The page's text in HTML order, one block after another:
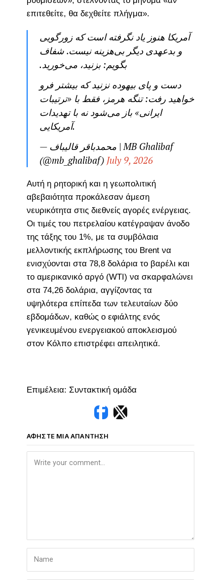
επιτεθείτε, θα δεχθείτε πλήγμα».
آمریکا هنوز یاد نگرفته است که زورگویی
و بدعهدی دیگر بی‌هزینه نیست. شفاف
بگویم: بزنید، می‌خورید.
دست و پای بیهوده نزنید که بیشتر فرو
خواهید رفت: تنگه هرمز، فقط با «ترتیبات
ایرانی» باز می‌شود نه با تهدیدات
آمریکایی.
— محمدباقر قالیباف | MB Ghalibaf
(@mb_ghalibaf) July 9, 2026
Αυτή η ρητορική και η γεωπολιτική
αβεβαιότητα προκάλεσαν άμεση
νευρικότητα στις διεθνείς αγορές ενέργειας.
Οι τιμές του πετρελαίου κατέγραψαν άνοδο
της τάξης του 1%, με τα συμβόλαια
μελλοντικής εκπλήρωσης του Brent να
ενισχύονται στα 78,8 δολάρια το βαρέλι και
το αμερικανικό αργό (WTI) να σκαρφαλώνει
στα 74,26 δολάρια, αγγίζοντας τα
υψηλότερα επίπεδα των τελευταίων δύο
εβδομάδων, καθώς ο εφιάλτης ενός
γενικευμένου ενεργειακού αποκλεισμού
στον Κόλπο επιστρέφει απειλητικά.
Επιμέλεια: Συντακτική ομάδα
ΑΦΉΣΤΕ ΜΙΑ ΑΠΆΝΤΗΣΗ